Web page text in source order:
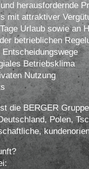
herausfordernde
mit attraktiver
Urlaub sowie
betrieblichen
Betriebsklima
Nutzung
die BERGER
Polen,